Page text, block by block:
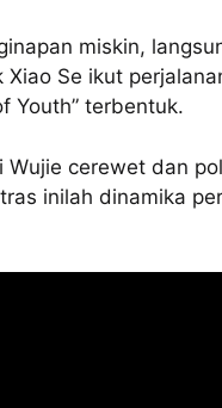
miskin,
Se ikut
Youth” terbentuk.
cerewet dan
inilah dinamika